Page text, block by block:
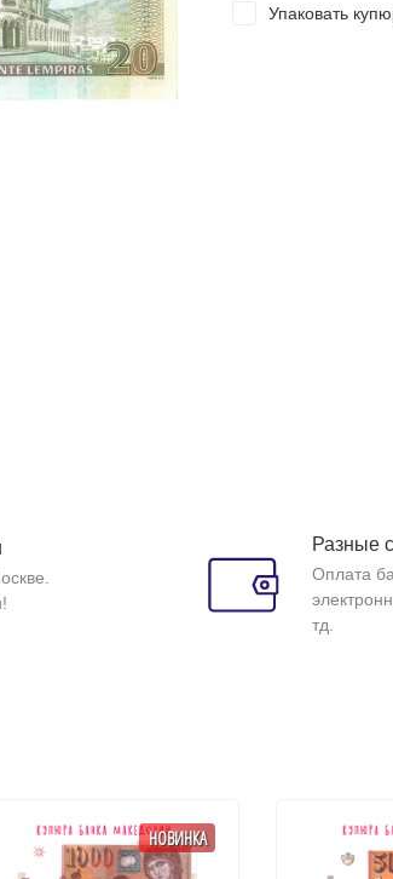
Упаковать
Разные
Оплата
тд.
НОВИНКА